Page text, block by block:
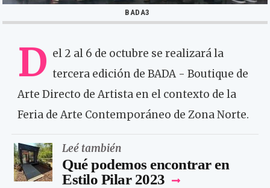
BADA3
D el 2 al 6 de octubre se realizará la
tercera edición de BADA - Boutique de
Arte Directo de Artista en el contexto de la
Feria de Arte Contemporáneo de Zona Norte.
Leé también
Qué podemos encontrar en
Estilo Pilar 2023